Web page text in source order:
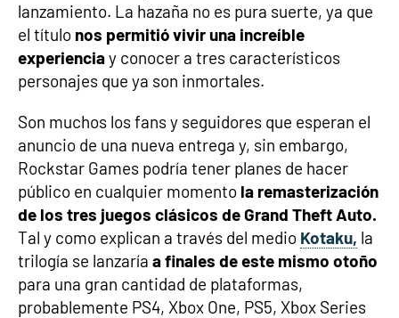
lanzamiento. La hazaña no es pura suerte, ya que
el título nos permitió vivir una increíble
experienciay conocer a tres característicos
personajes que ya son inmortales.
Son muchos los fans y seguidores que esperan el
anuncio de una nueva entrega y, sin embargo,
Rockstar Games podría tener planes de hacer
público en cualquier momento la remasterización
de los tres juegos clásicos de Grand Theft Auto.
Tal y como explican a través del medio Kotaku, la
trilogía se lanzaría a finales de este mismo otoño
para una gran cantidad de plataformas,
probablemente PS4, Xbox One, PS5, Xbox Series